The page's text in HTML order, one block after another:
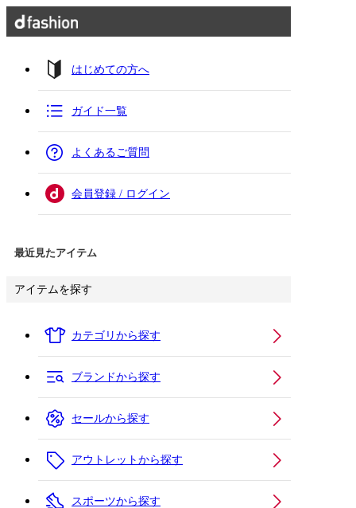
はじめての方へ
ガイド一覧
よくあるご質問
会員登録 / ログイン
最近見たアイテム
アイテムを探す
カテゴリから探す
ブランドから探す
セールから探す
アウトレットから探す
スポーツから探す